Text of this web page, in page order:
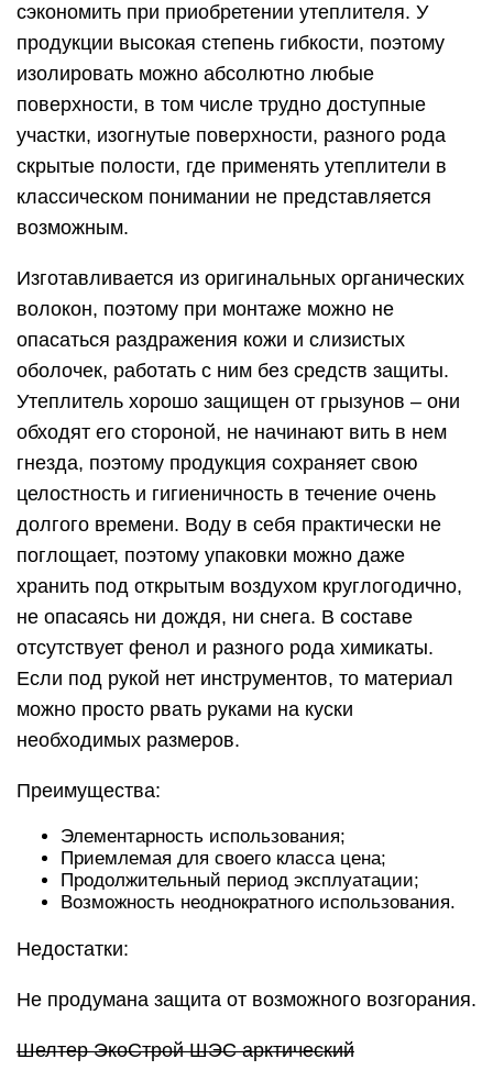
сэкономить при приобретении утеплителя. У
продукции высокая степень гибкости, поэтому
изолировать можно абсолютно любые
поверхности, в том числе трудно доступные
участки, изогнутые поверхности, разного рода
скрытые полости, где применять утеплители в
классическом понимании не представляется
возможным.
Изготавливается из оригинальных органических
волокон, поэтому при монтаже можно не
опасаться раздражения кожи и слизистых
оболочек, работать с ним без средств защиты.
Утеплитель хорошо защищен от грызунов – они
обходят его стороной, не начинают вить в нем
гнезда, поэтому продукция сохраняет свою
целостность и гигиеничность в течение очень
долгого времени. Воду в себя практически не
поглощает, поэтому упаковки можно даже
хранить под открытым воздухом круглогодично,
не опасаясь ни дождя, ни снега. В составе
отсутствует фенол и разного рода химикаты.
Если под рукой нет инструментов, то материал
можно просто рвать руками на куски
необходимых размеров.
Преимущества:
Элементарность использования;
Приемлемая для своего класса цена;
Продолжительный период эксплуатации;
Возможность неоднократного использования.
Недостатки:
Не продумана защита от возможного возгорания.
Шелтер ЭкоСтрой ШЭС арктический